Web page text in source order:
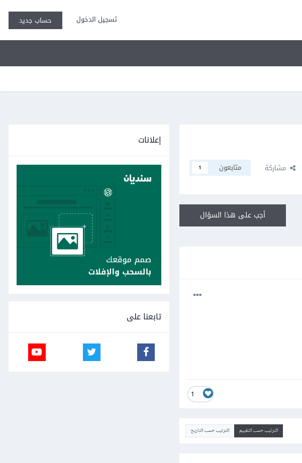
تسجيل الدخول حساب جديد
مشاركة متابعون 1
أجب على هذا السؤال
1
الترتيب حسب التقييم الترتيب حسب التاريخ
إعلانات
تابعنا على